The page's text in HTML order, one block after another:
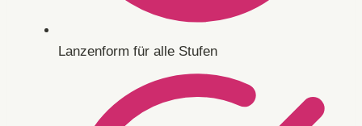
Lanzenform für alle Stufen